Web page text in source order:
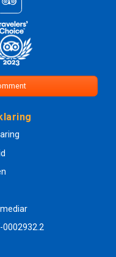
0002932.2